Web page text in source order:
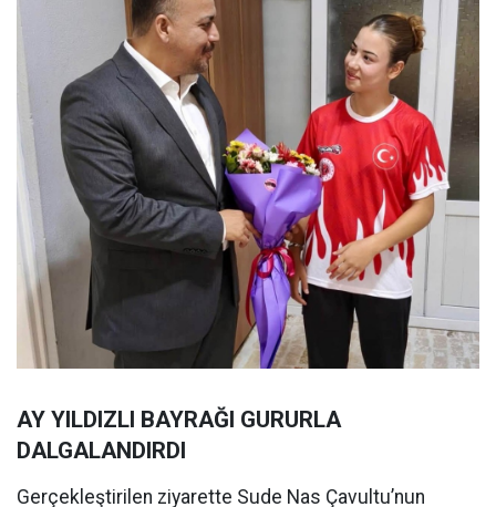
AY YILDIZLI BAYRAĞI GURURLA
DALGALANDIRDI
Gerçekleştirilen ziyarette Sude Nas Çavultu’nun